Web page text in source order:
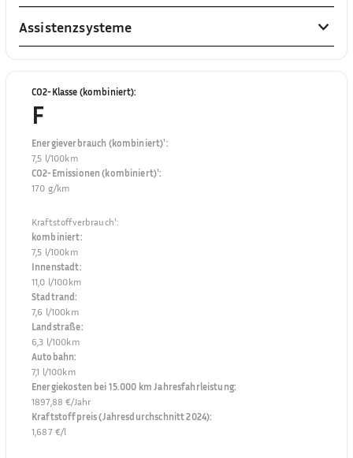
Assistenzsysteme
CO2-Klasse (kombiniert):
F
Energieverbrauch (kombiniert)¹:
7,5 l/100km
CO2-Emissionen (kombiniert)¹:
170 g/km
Kraftstoffverbrauch¹:
kombiniert:
7,5 l/100km
Innenstadt:
11,0 l/100km
Stadtrand:
7,6 l/100km
Landstraße:
6,3 l/100km
Autobahn:
7,1 l/100km
Energiekosten bei 15.000 km Jahresfahrleistung:
1897,88 €/Jahr
Kraftstoffpreis (Jahresdurchschnitt 2024):
1,687 €/l